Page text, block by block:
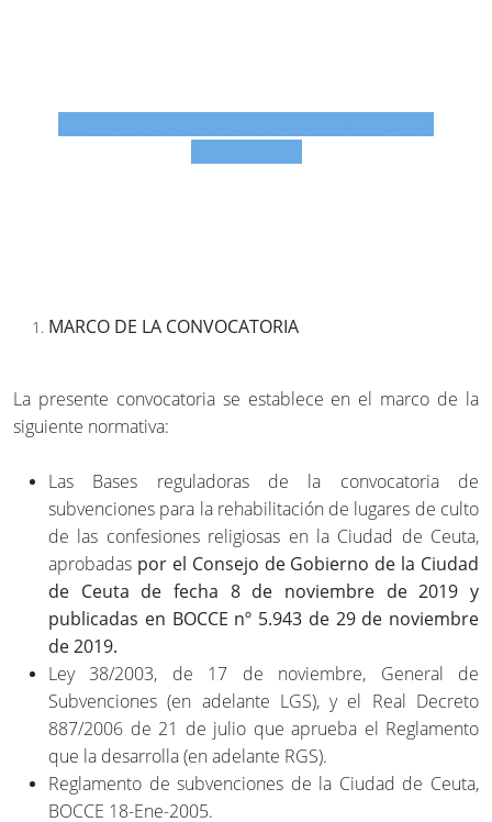
MARCO DE LA CONVOCATORIA
La presente convocatoria se establece en el marco de la
siguiente normativa:
Las Bases reguladoras de la convocatoria de
subvenciones para la rehabilitación de lugares de culto
de las confesiones religiosas en la Ciudad de Ceuta,
aprobadas por el Consejo de Gobierno de la Ciudad
de Ceuta de fecha 8 de noviembre de 2019 y
publicadas en BOCCE nº 5.943 de 29 de noviembre
de 2019.
Ley 38/2003, de 17 de noviembre, General de
Subvenciones (en adelante LGS), y el Real Decreto
887/2006 de 21 de julio que aprueba el Reglamento
que la desarrolla (en adelante RGS).
Reglamento de subvenciones de la Ciudad de Ceuta,
BOCCE 18-Ene-2005.